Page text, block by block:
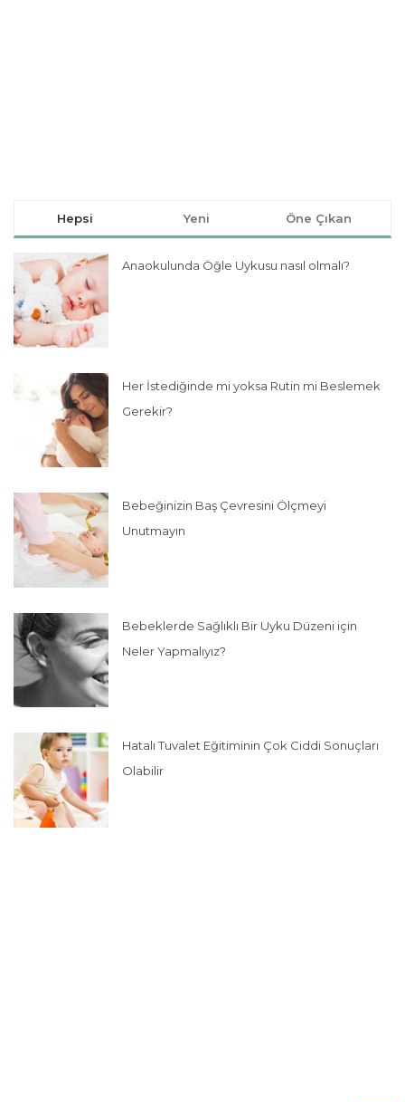
Hepsi Yeni Öne Çıkan
Anaokulunda Öğle Uykusu nasıl olmalı?
Her İstediğinde mi yoksa Rutin mi Beslemek
Gerekir?
Bebeğinizin Baş Çevresini Ölçmeyi
Unutmayın
Bebeklerde Sağlıklı Bir Uyku Düzeni için
Neler Yapmalıyız?
Hatalı Tuvalet Eğitiminin Çok Ciddi Sonuçları
Olabilir